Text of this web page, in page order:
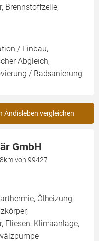
Brennstoffzelle,
/ Einbau,
Abgleich,
/ Badsanierung
vergleichen
GmbH
von 99427
Ölheizung,
Fliesen, Klimaanlage,